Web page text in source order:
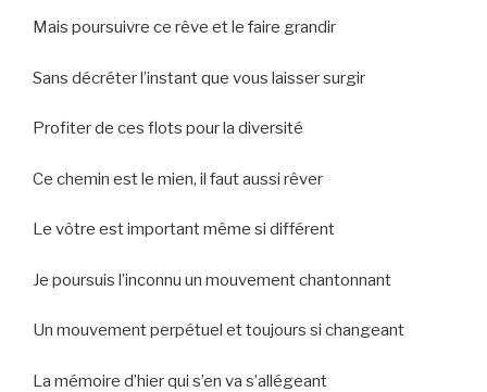
Mais poursuivre ce rêve et le faire grandir
Sans décréter l’instant que vous laisser surgir
Profiter de ces flots pour la diversité
Ce chemin est le mien, il faut aussi rêver
Le vôtre est important même si différent
Je poursuis l’inconnu un mouvement chantonnant
Un mouvement perpétuel et toujours si changeant
La mémoire d’hier qui s’en va s’allégeant